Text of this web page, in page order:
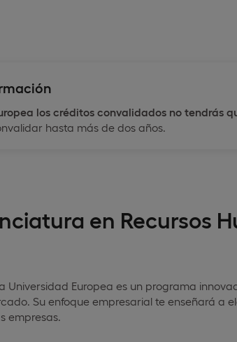
los créditos convalidados no tendrás
hasta más de dos años.
en Recursos
Universidad Europea es un programa
Su enfoque empresarial te enseñará a
empresas.